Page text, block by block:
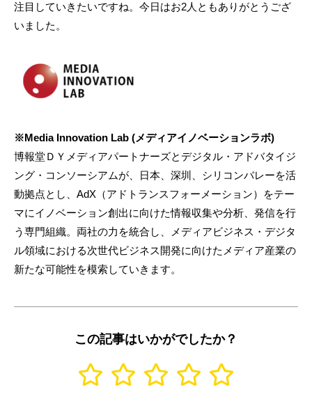
注目していきたいですね。今日はお2人ともありがとうござ
いました。
※Media Innovation Lab (メディアイノベーションラボ)
博報堂ＤＹメディアパートナーズとデジタル・アドバタイジ
ング・コンソーシアムが、日本、深圳、シリコンバレーを活
動拠点とし、AdX（アドトランスフォーメーション）をテー
マにイノベーション創出に向けた情報収集や分析、発信を行
う専門組織。両社の力を統合し、メディアビジネス・デジタ
ル領域における次世代ビジネス開発に向けたメディア産業の
新たな可能性を模索していきます。
この記事はいかがでしたか？